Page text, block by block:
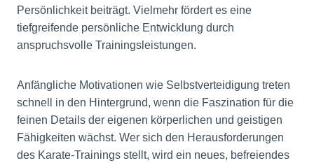
Persönlichkeit beiträgt. Vielmehr fördert es eine
tiefgreifende persönliche Entwicklung durch
anspruchsvolle Trainingsleistungen.
Anfängliche Motivationen wie Selbstverteidigung treten
schnell in den Hintergrund, wenn die Faszination für die
feinen Details der eigenen körperlichen und geistigen
Fähigkeiten wächst. Wer sich den Herausforderungen
des Karate-Trainings stellt, wird ein neues, befreiendes